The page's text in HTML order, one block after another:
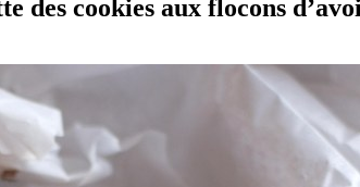
des cookies aux flocons